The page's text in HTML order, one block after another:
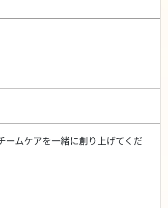
ムケアを一緒に創り上げてくだ